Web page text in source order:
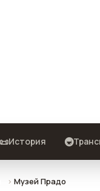
📜История 🚇
Музей Прадо